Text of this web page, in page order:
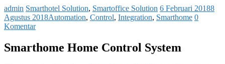
admin Smarthotel Solution, Smartoffice Solution 6 Februari 20188
Agustus 2018Automation, Control, Integration, Smarthome 0
Komentar
Smarthome Home Control System